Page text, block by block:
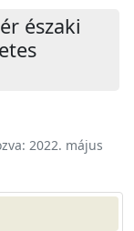
északi
2022. május